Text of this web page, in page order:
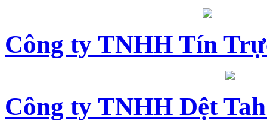
Công ty TNHH Tín
Công ty TNHH Dệt